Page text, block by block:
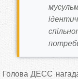
Голова ДЕСС